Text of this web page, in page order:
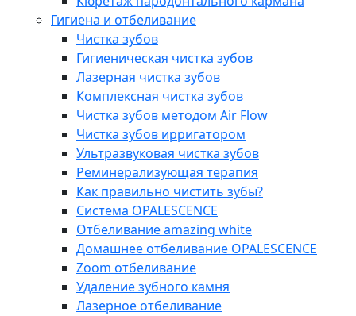
Гигиена и отбеливание
Чистка зубов
Гигиеническая чистка зубов
Лазерная чистка зубов
Комплексная чистка зубов
Чистка зубов методом Air Flow
Чистка зубов ирригатором
Ультразвуковая чистка зубов
Реминерализующая терапия
Как правильно чистить зубы?
Система OPALESCENCE
Отбеливание amazing white
Домашнее отбеливание OPALESCENCE
Zoom отбеливание
Удаление зубного камня
Лазерное отбеливание